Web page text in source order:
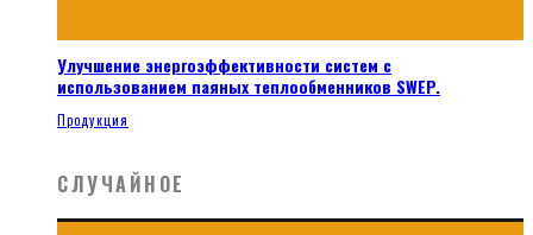
Улучшение энергоэффективности систем с
использованием паяных теплообменников SWEP.
Продукция
СЛУЧАЙНОЕ